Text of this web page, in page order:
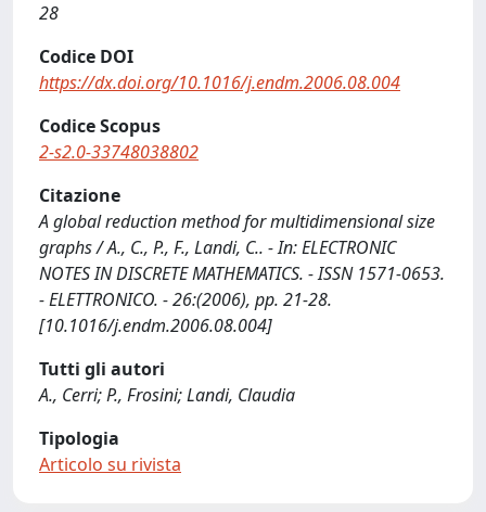
28
Codice DOI
https://dx.doi.org/10.1016/j.endm.2006.08.004
Codice Scopus
2-s2.0-33748038802
Citazione
A global reduction method for multidimensional size
graphs / A., C., P., F., Landi, C.. - In: ELECTRONIC
NOTES IN DISCRETE MATHEMATICS. - ISSN 1571-0653.
- ELETTRONICO. - 26:(2006), pp. 21-28.
[10.1016/j.endm.2006.08.004]
Tutti gli autori
A., Cerri; P., Frosini; Landi, Claudia
Tipologia
Articolo su rivista